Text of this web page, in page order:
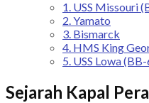
1. USS Missouri
2. Yamato
3. Bismarck
4. HMS King
5. USS Lowa
Sejarah Kapal